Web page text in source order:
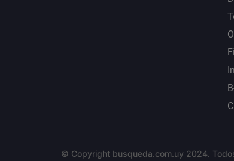
© Copyright busqueda.com.uy 2024.